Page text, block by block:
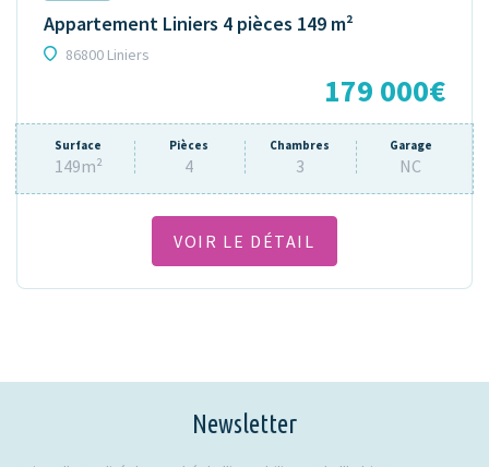
Appartement Liniers 4 pièces 149 m²
86800 Liniers
179 000€
Surface
149m²
Pièces
4
Chambres
3
Garage
NC
VOIR LE DÉTAIL
Newsletter